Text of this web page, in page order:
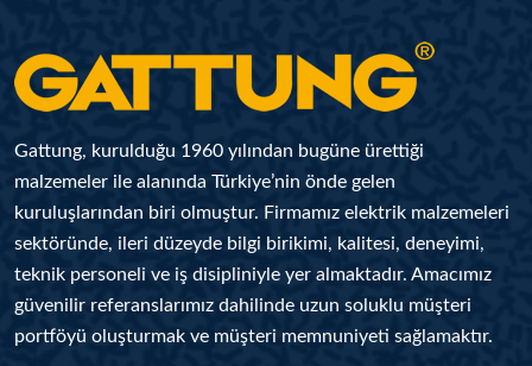
Gattung, kurulduğu 1960 yılından bugüne ürettiği
malzemeler ile alanında Türkiye’nin önde gelen
kuruluşlarından biri olmuştur. Firmamız elektrik malzemeleri
sektöründe, ileri düzeyde bilgi birikimi, kalitesi, deneyimi,
teknik personeli ve iş disipliniyle yer almaktadır. Amacımız
güvenilir referanslarımız dahilinde uzun soluklu müşteri
portföyü oluşturmak ve müşteri memnuniyeti sağlamaktır.